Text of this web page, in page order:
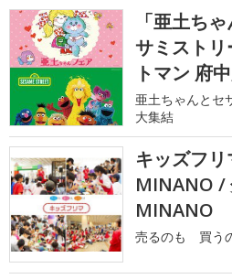
「亜土ち
サミスト
トマン 府
亜土ちゃんとセ
大集結
キッズフ
MINANO /
MINANO
売るのも 買う